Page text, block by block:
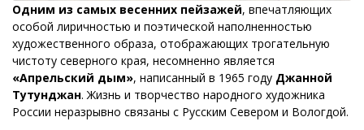
Одним из самых весенних пейзажей, впечатляющих
особой лиричностью и поэтической наполненностью
художественного образа, отображающих трогательную
чистоту северного края, несомненно является
«Апрельский дым», написанный в 1965 году Джанной
Тутунджан. Жизнь и творчество народного художника
России неразрывно связаны с Русским Севером и Вологдой.